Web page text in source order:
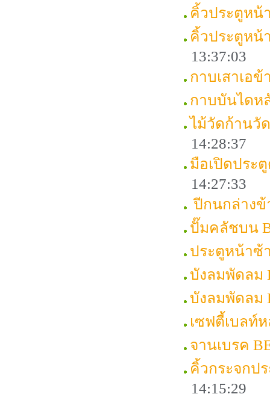
คิ้วประตูหน้
คิ้วประตูหน้
13:37:03
กาบเสาเอข้
กาบบันไดห
ไม้วัดก้านวัด
14:28:37
มือเปิดประ
14:27:33
ปีกนกล่างข้
ปั๊มคลัชบน
ประตูหน้าซ้
บังลมพัดลม
บังลมพัดลม
เซฟตี้เบลท์
จานเบรค
คิ้วกระจกป
14:15:29